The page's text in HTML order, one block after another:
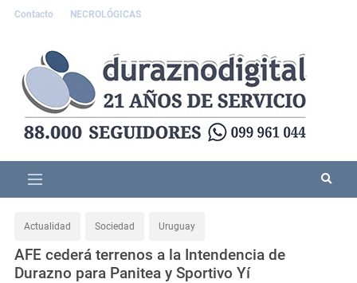
Contacto NECROLÓGICAS
Actualidad Sociedad Uruguay
AFE cederá terrenos a la Intendencia de
Durazno para Panitea y Sportivo Yí